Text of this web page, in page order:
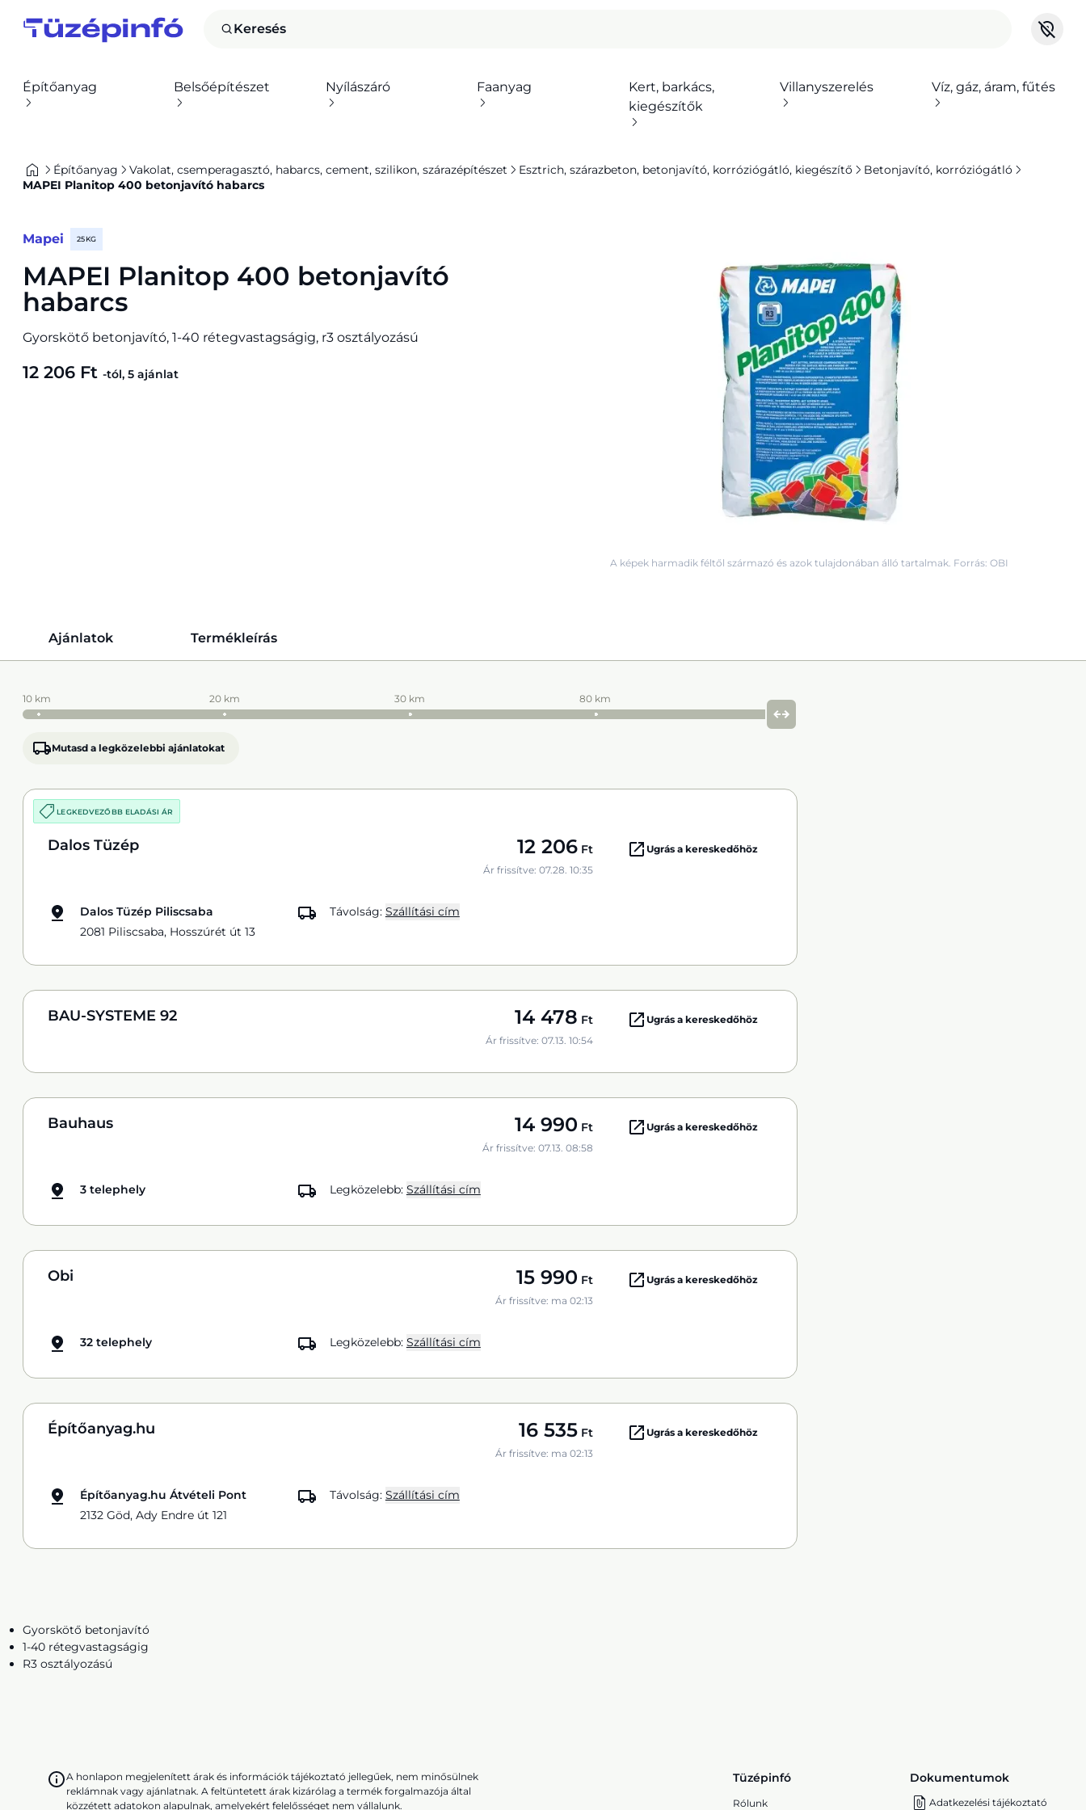
Keresés
Építőanyag Belsőépítészet Nyílászáró Faanyag
Kert, barkács,
kiegészítők
Villanyszerelés Víz, gáz, áram, fűtés
Építőanyag Vakolat, csemperagasztó, habarcs, cement, szilikon, szárazépítészet Esztrich, szárazbeton, betonjavító, korróziógátló, kiegészítő
Betonjavító, korróziógátló
MAPEI Planitop 400 betonjavító habarcs
Mapei 25 KG
MAPEI Planitop 400 betonjavító
habarcs
Gyorskötő betonjavító, 1-40 rétegvastagságig, r3 osztályozású
12 206 Ft -tól, 5 ajánlat
A képek harmadik féltől származó és azok tulajdonában álló tartalmak. Forrás: OBI
Ajánlatok Termékleírás
10 km 20 km 30 km 80 km
Mutasd a legközelebbi ajánlatokat
LEGKEDVEZŐBB ELADÁSI ÁR
Dalos Tüzép 12 206 Ft
Ár frissítve: 07.28. 10:35
Ugrás a kereskedőhöz
Dalos Tüzép Piliscsaba
2081 Piliscsaba, Hosszúrét út 13
Távolság: Szállítási cím
BAU-SYSTEME 92 14 478 Ft
Ár frissítve: 07.13. 10:54
Ugrás a kereskedőhöz
Bauhaus 14 990 Ft
Ár frissítve: 07.13. 08:58
Ugrás a kereskedőhöz
3 telephely Legközelebb: Szállítási cím
Obi 15 990 Ft
Ár frissítve: ma 02:13
Ugrás a kereskedőhöz
32 telephely Legközelebb: Szállítási cím
Építőanyag.hu 16 535 Ft
Ár frissítve: ma 02:13
Ugrás a kereskedőhöz
Építőanyag.hu Átvételi Pont
2132 Göd, Ady Endre út 121
Távolság: Szállítási cím
Gyorskötő betonjavító
1-40 rétegvastagságig
R3 osztályozású
A honlapon megjelenített árak és információk tájékoztató jellegűek, nem minősülnek
reklámnak vagy ajánlatnak. A feltüntetett árak kizárólag a termék forgalmazója által
közzétett adatokon alapulnak, amelyekért felelősséget nem vállalunk.
Tüzépinfó
Rólunk
Dokumentumok
Adatkezelési tájékoztató